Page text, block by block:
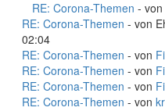
RE: Corona-Themen - von
RE: Corona-Themen - von
02:04
RE: Corona-Themen - von
RE: Corona-Themen - von
RE: Corona-Themen - von
RE: Corona-Themen - von